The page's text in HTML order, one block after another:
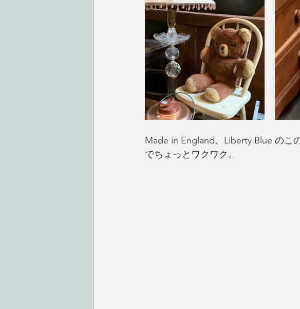
Made in England、Liberty Blue のこ
でちょっとワクワク。